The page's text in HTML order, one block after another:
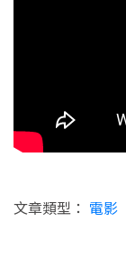
文章類型： 電影